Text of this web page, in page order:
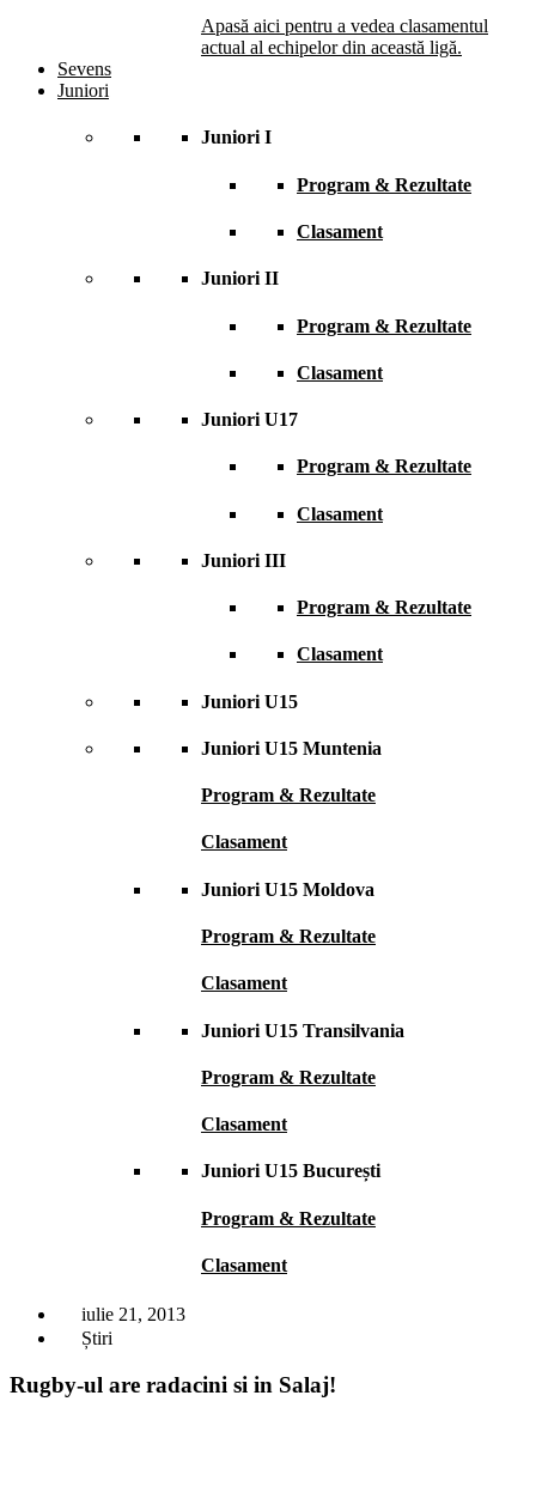
Apasă aici pentru a vedea clasamentul
actual al echipelor din această ligă.
Sevens
Juniori
Juniori I
Program & Rezultate
Clasament
Juniori II
Program & Rezultate
Clasament
Juniori U17
Program & Rezultate
Clasament
Juniori III
Program & Rezultate
Clasament
Juniori U15
Juniori U15 Muntenia
Program & Rezultate
Clasament
Juniori U15 Moldova
Program & Rezultate
Clasament
Juniori U15 Transilvania
Program & Rezultate
Clasament
Juniori U15 București
Program & Rezultate
Clasament
iulie 21, 2013
Știri
Rugby-ul are radacini si in Salaj!